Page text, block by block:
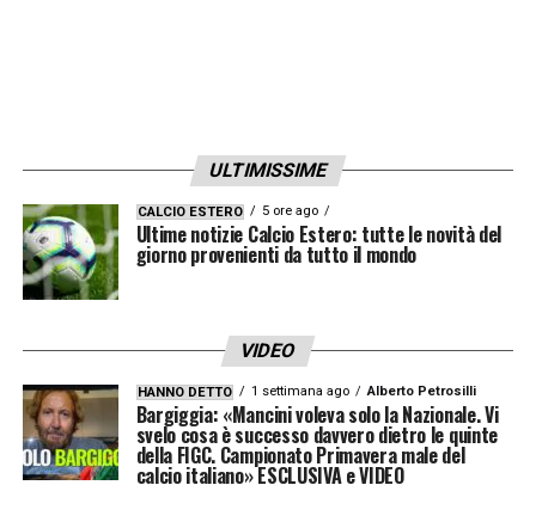
ULTIMISSIME
CALCIO ESTERO 5 ore ago
Ultime notizie Calcio Estero: tutte le novità del
giorno provenienti da tutto il mondo
VIDEO
HANNO DETTO 1 settimana ago Alberto Petrosilli
Bargiggia: «Mancini voleva solo la Nazionale. Vi
svelo cosa è successo davvero dietro le quinte
della FIGC. Campionato Primavera male del
calcio italiano» ESCLUSIVA e VIDEO